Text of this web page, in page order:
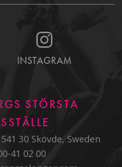
INSTAGRAM
STÖRSTA
30 Skövde, Sweden
41 02 00